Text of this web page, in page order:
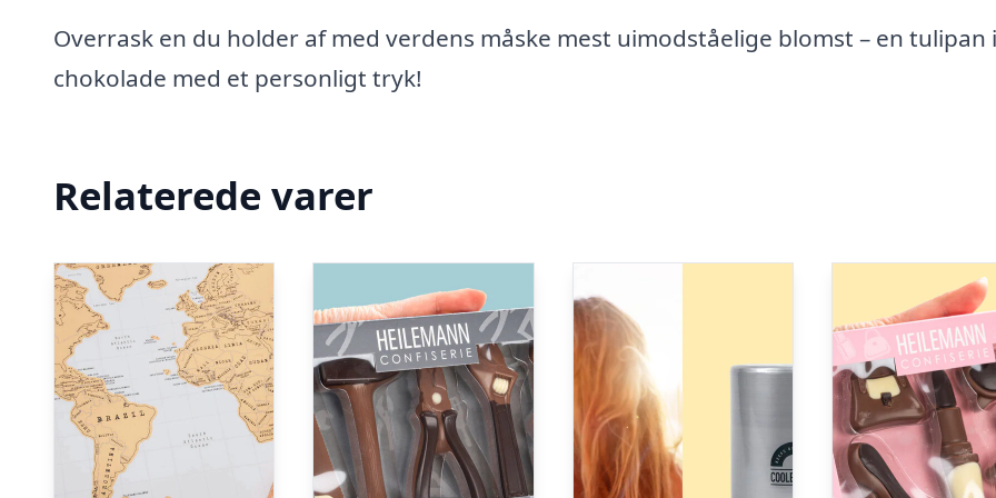
Overrask en du holder af med verdens måske mest uimodståelige blomst – en tulipan i
chokolade med et personligt tryk!
Relaterede varer